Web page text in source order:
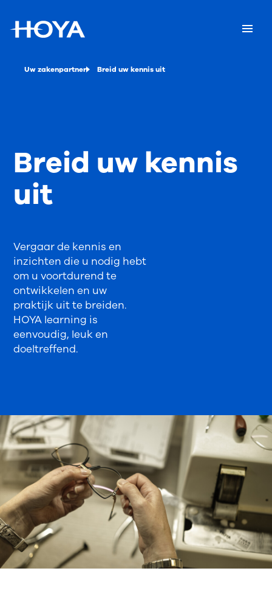
Uw zakenpartner Breid uw kennis uit
Vergaar de kennis en
inzichten die u nodig hebt
om u voortdurend te
ontwikkelen en uw
praktijk uit te breiden.
HOYA learning is
eenvoudig, leuk en
doeltreffend.
Breid uw kennis
uit